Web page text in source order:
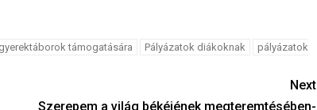
támogatására Pályázatok diákoknak
pályázatok
Next
Szerepem a világ békéjének megteremtésében-